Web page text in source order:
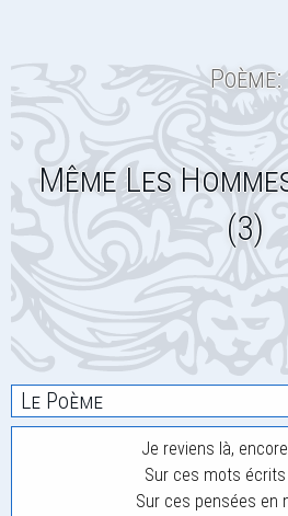
Poème:
Même Les
(3)
Le Poème
Je reviens là,
Sur ces mots écrits
Sur ces pensées en